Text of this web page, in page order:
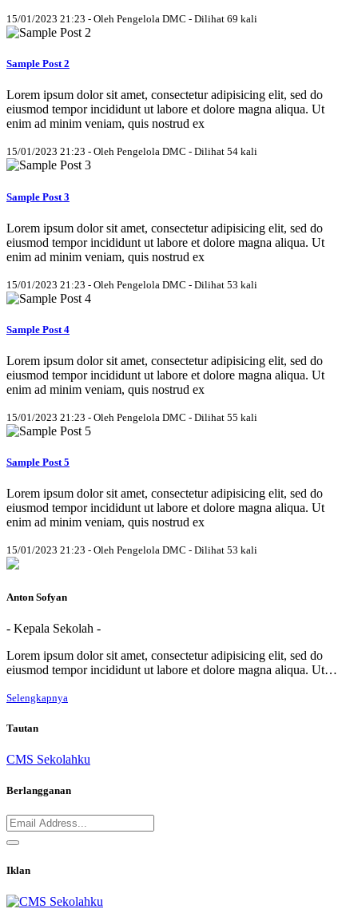
15/01/2023 21:23 - Oleh Pengelola DMC - Dilihat 69 kali
Sample Post 2
Lorem ipsum dolor sit amet, consectetur adipisicing elit, sed do
eiusmod tempor incididunt ut labore et dolore magna aliqua. Ut
enim ad minim veniam, quis nostrud ex
15/01/2023 21:23 - Oleh Pengelola DMC - Dilihat 54 kali
Sample Post 3
Lorem ipsum dolor sit amet, consectetur adipisicing elit, sed do
eiusmod tempor incididunt ut labore et dolore magna aliqua. Ut
enim ad minim veniam, quis nostrud ex
15/01/2023 21:23 - Oleh Pengelola DMC - Dilihat 53 kali
Sample Post 4
Lorem ipsum dolor sit amet, consectetur adipisicing elit, sed do
eiusmod tempor incididunt ut labore et dolore magna aliqua. Ut
enim ad minim veniam, quis nostrud ex
15/01/2023 21:23 - Oleh Pengelola DMC - Dilihat 55 kali
Sample Post 5
Lorem ipsum dolor sit amet, consectetur adipisicing elit, sed do
eiusmod tempor incididunt ut labore et dolore magna aliqua. Ut
enim ad minim veniam, quis nostrud ex
15/01/2023 21:23 - Oleh Pengelola DMC - Dilihat 53 kali
Anton Sofyan
- Kepala Sekolah -
Lorem ipsum dolor sit amet, consectetur adipisicing elit, sed do
eiusmod tempor incididunt ut labore et dolore magna aliqua. Ut…
Selengkapnya
Tautan
CMS Sekolahku
Berlangganan
Iklan